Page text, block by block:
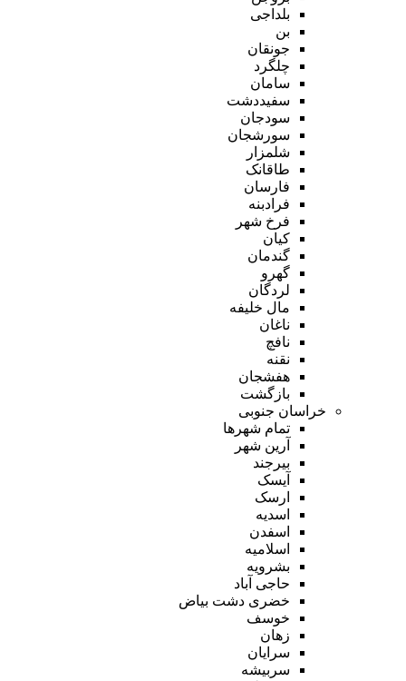
بلداجی
بن
جونقان
چلگرد
سامان
سفیددشت
سودجان
سورشجان
شلمزار
طاقانک
فارسان
فرادبنه
فرخ شهر
کیان
گندمان
گهرو
لردگان
مال خلیفه
ناغان
نافچ
نقنه
هفشجان
بازگشت
خراسان جنوبی
تمام شهر‌ها
آرین شهر
بیرجند
آیسک
ارسک
اسدیه
اسفدن
اسلامیه
بشرویه
حاجی آباد
خضری دشت بیاض
خوسف
زهان
سرایان
سربیشه